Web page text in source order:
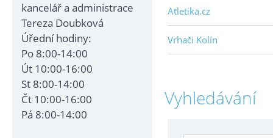
kancelář a administrace
Tereza Doubková
Úřední hodiny:
Po 8:00-14:00
Út 10:00-16:00
St 8:00-14:00
Čt 10:00-16:00
Pá 8:00-14:00
Atletika.cz
Vrhači Kolín
Vyhledávání